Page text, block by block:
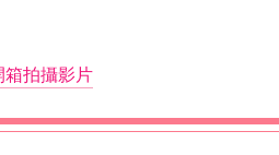
箱拍攝影片